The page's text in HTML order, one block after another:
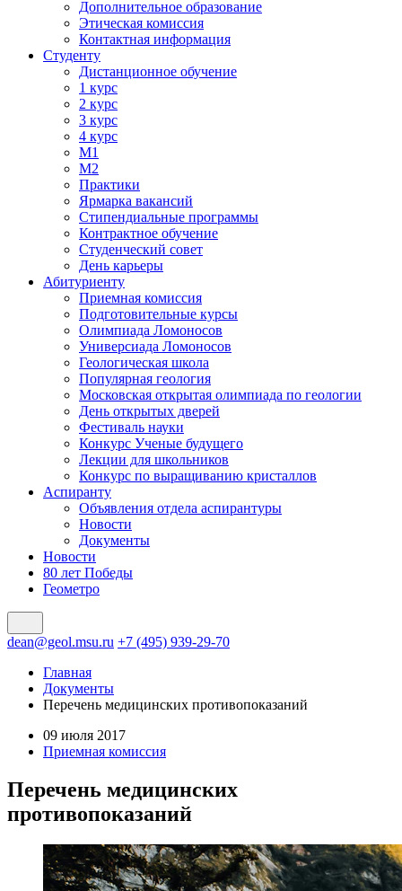
Дополнительное образование
Этическая комиссия
Контактная информация
Студенту
Дистанционное обучение
1 курс
2 курс
3 курс
4 курс
М1
М2
Практики
Ярмарка вакансий
Стипендиальные программы
Контрактное обучение
Студенческий совет
День карьеры
Абитуриенту
Приемная комиссия
Подготовительные курсы
Олимпиада Ломоносов
Универсиада Ломоносов
Геологическая школа
Популярная геология
Московская открытая олимпиада по геологии
День открытых дверей
Фестиваль науки
Конкурс Ученые будущего
Лекции для школьников
Конкурс по выращиванию кристаллов
Аспиранту
Объявления отдела аспирантуры
Новости
Документы
Новости
80 лет Победы
Геометро
dean@geol.msu.ru +7 (495) 939-29-70
Главная
Документы
Перечень медицинских противопоказаний
09 июля 2017
Приемная комиссия
Перечень медицинских
противопоказаний